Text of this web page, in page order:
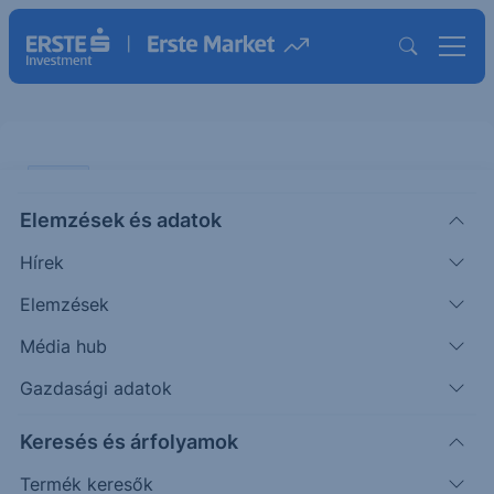
Elemzések és adatok
Hírek
Elemzések
Média hub
Gazdasági adatok
Keresés és árfolyamok
Termék keresők
Bence
Az októberi emelkedést követően a november